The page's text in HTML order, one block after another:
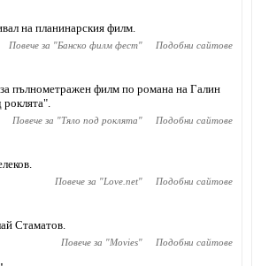
на планинарския филм.
Повече за "Банско филм фест" Подобни сайтове
пълнометражен филм по романа на Галин
Повече за "Тяло под роклята" Подобни сайтове
Повече за "Love.net" Подобни сайтове
Стаматов.
Повече за "Movies" Подобни сайтове